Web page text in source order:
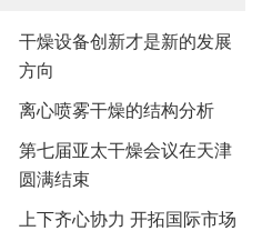
干燥设备创新才是新的发展
方向
离心喷雾干燥的结构分析
第七届亚太干燥会议在天津
圆满结束
上下齐心协力 开拓国际市场